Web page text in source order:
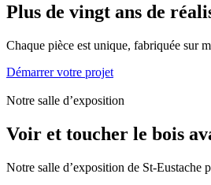
Plus de vingt ans de
Chaque pièce est unique, fabriquée sur
Démarrer votre projet
Notre salle d’exposition
Voir et toucher le bois
Notre salle d’exposition de St-Eustache